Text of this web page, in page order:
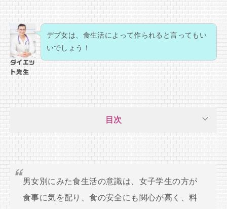
ダイエッ
ト先生
デブ女は、食生活によって作られると言ってもい
いでしょう！
目次
男女別にみた食生活の意識は、女子学生の方が
食事に気を配り、食の安全にも関心が高く、料